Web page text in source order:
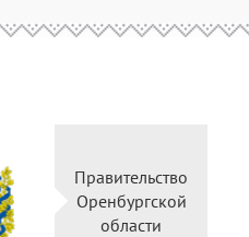
Правительство
Оренбургской
области